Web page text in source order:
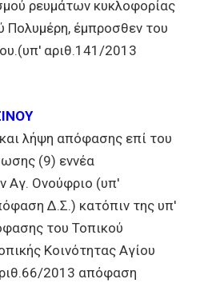
ρευμάτων κυκλοφορίας
Πολυμέρη, έμπροσθεν του
αριθ.141/2013
λήψη απόφασης επί του
(9) εννέα
Αγ. Ονούφριο (υπ'
Δ.Σ.) κατόπιν της υπ'
του Τοπικού
Κοινότητας Αγίου
2013 απόφαση